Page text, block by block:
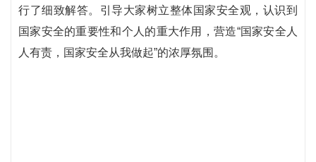
行了细致解答。引导大家树立整体国家安全观，认识到
国家安全的重要性和个人的重大作用，营造“国家安全人
人有责，国家安全从我做起”的浓厚氛围。